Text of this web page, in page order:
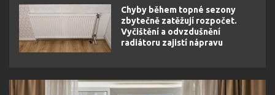
Chyby během topné sezony
zbytečně zatěžují rozpočet.
Vyčištění a odvzdušnění
radiátoru zajistí nápravu